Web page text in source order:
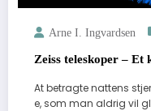
Arne I. Ingvardsen
Zeiss teleskoper – Et
At betragte nattens
e, som man aldrig vil